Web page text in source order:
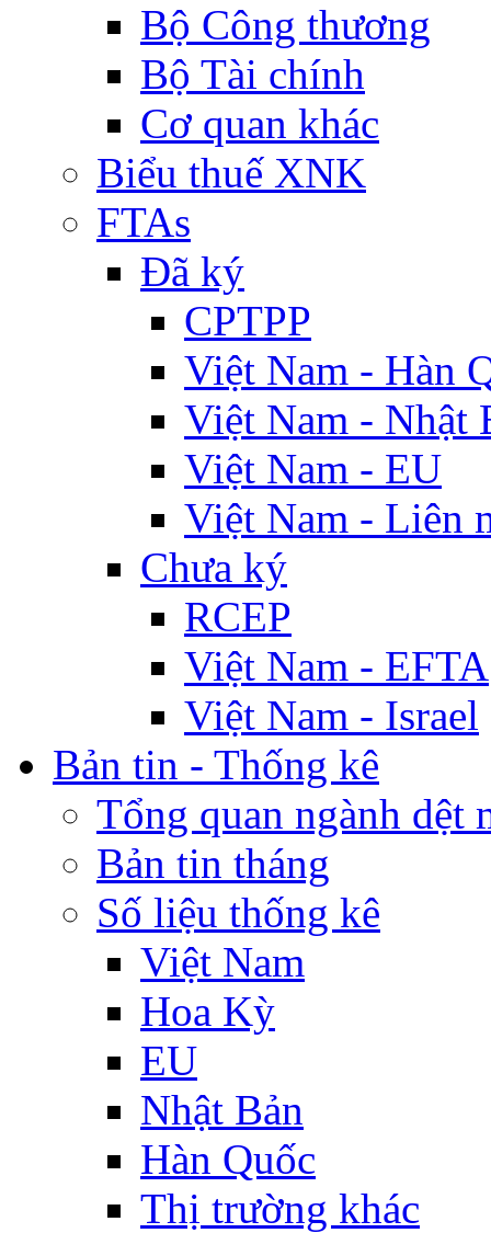
Bộ Công thương
Bộ Tài chính
Cơ quan khác
Biểu thuế XNK
FTAs
Đã ký
CPTPP
Việt Nam - Hàn
Việt Nam - Nhật
Việt Nam - EU
Việt Nam - Liên
Chưa ký
RCEP
Việt Nam - EFTA
Việt Nam - Israel
Bản tin - Thống kê
Tổng quan ngành dệt
Bản tin tháng
Số liệu thống kê
Việt Nam
Hoa Kỳ
EU
Nhật Bản
Hàn Quốc
Thị trường khác